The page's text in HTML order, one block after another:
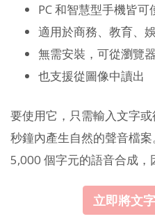
PC 和智慧型手機皆可
適用於商務、教育、娛
無需安裝，可從瀏覽
也支援從圖像中讀出
要使用它，只需輸入文字
秒鐘內產生自然的聲音檔
5,000 個字元的語音合成，
立即將文